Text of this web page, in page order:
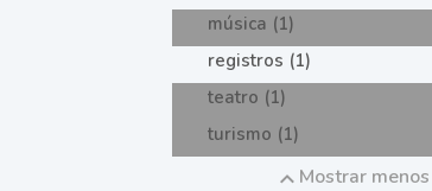
música (1)
registros (1)
teatro (1)
turismo (1)
Mostrar menos